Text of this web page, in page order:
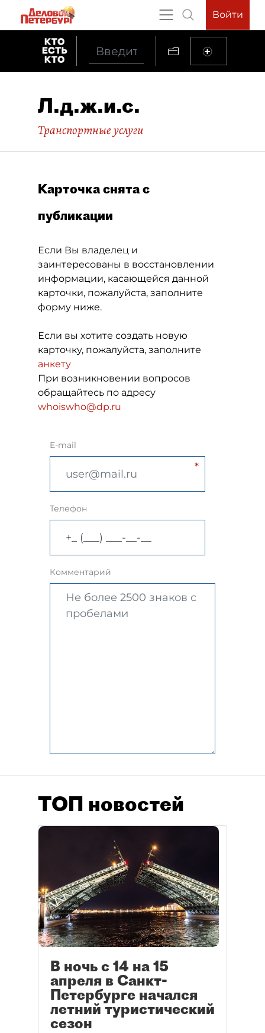
Войти
Л.д.ж.и.с.
Транспортные услуги
Карточка снята с
публикации
Если Вы владелец и
заинтересованы в восстановлении
информации, касающейся данной
карточки, пожалуйста, заполните
форму ниже.
Если вы хотите создать новую
карточку, пожалуйста, заполните
анкету
При возникновении вопросов
обращайтесь по адресу
whoiswho@dp.ru
E-mail
Телефон
Комментарий
ТОП новостей
В ночь с 14 на 15
апреля в Санкт-
Петербурге начался
летний туристический
сезон